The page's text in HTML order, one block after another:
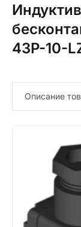
43P-10-
Описание